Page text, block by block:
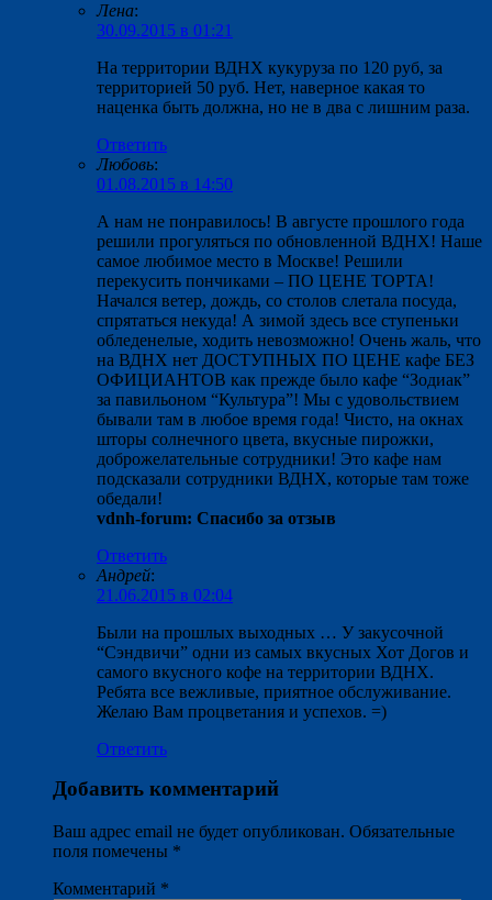
Лена:
30.09.2015 в 01:21
На территории ВДНХ кукуруза по 120 руб, за
территорией 50 руб. Нет, наверное какая то
наценка быть должна, но не в два с лишним раза.
Ответить
Любовь:
01.08.2015 в 14:50
А нам не понравилось! В августе прошлого года
решили прогуляться по обновленной ВДНХ! Наше
самое любимое место в Москве! Решили
перекусить пончиками – ПО ЦЕНЕ ТОРТА!
Начался ветер, дождь, со столов слетала посуда,
спрятаться некуда! А зимой здесь все ступеньки
обледенелые, ходить невозможно! Очень жаль, что
на ВДНХ нет ДОСТУПНЫХ ПО ЦЕНЕ кафе БЕЗ
ОФИЦИАНТОВ как прежде было кафе “Зодиак”
за павильоном “Культура”! Мы с удовольствием
бывали там в любое время года! Чисто, на окнах
шторы солнечного цвета, вкусные пирожки,
доброжелательные сотрудники! Это кафе нам
подсказали сотрудники ВДНХ, которые там тоже
обедали!
vdnh-forum: Спасибо за отзыв
Ответить
Андрей:
21.06.2015 в 02:04
Были на прошлых выходных … У закусочной
“Сэндвичи” одни из самых вкусных Хот Догов и
самого вкусного кофе на территории ВДНХ.
Ребята все вежливые, приятное обслуживание.
Желаю Вам процветания и успехов. =)
Ответить
Добавить комментарий
Ваш адрес email не будет опубликован. Обязательные
поля помечены *
Комментарий *